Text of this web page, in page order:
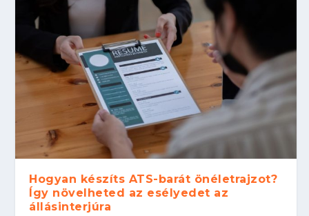
Hogyan készíts ATS-barát önéletrajzot?
Így növelheted az esélyedet az
állásinterjúra